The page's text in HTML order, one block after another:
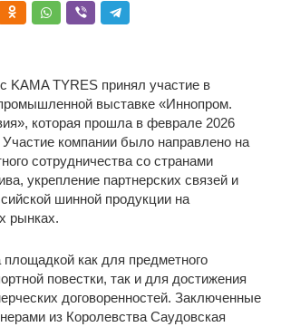
KAMA TYRES принял участие в
выставке «Иннопром.
которая прошла в феврале 2026
компании было направлено на
сотрудничества со странами
укрепление партнерских связей и
шинной продукции на
рынках.
как для предметного
повестки, так и для достижения
договоренностей. Заключенные
из Королевства Саудовская